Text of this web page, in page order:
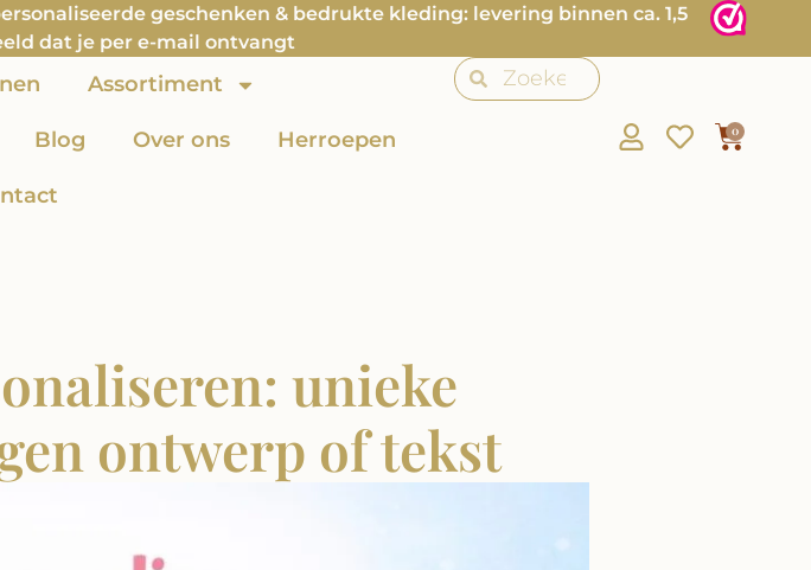
geschenken & bedrukte kleding: levering binnen ca. 1,5
dat je per e-mail ontvangt
Assortiment
Blog Over ons Herroepen 0
unieke
ontwerp of tekst